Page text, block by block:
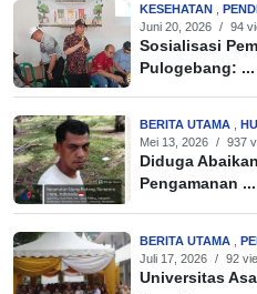
KESEHATAN
Juni 20, 2026 / 94
Sosialisasi
Pulogebang: ...
BERITA UTAMA
Mei 13, 2026 / 937
Diduga
Pengamanan ...
BERITA UTAMA
Juli 17, 2026 / 92
Universitas